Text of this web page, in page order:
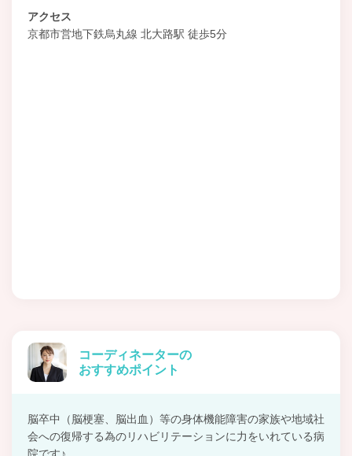
アクセス
京都市営地下鉄烏丸線 北大路駅 徒歩5分
コーディネーターの
おすすめポイント
脳卒中（脳梗塞、脳出血）等の身体機能障害の家族や地域社
会への復帰する為のリハビリテーションに力をいれている病
院です♪